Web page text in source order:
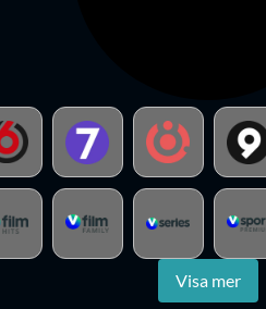
Visa mer